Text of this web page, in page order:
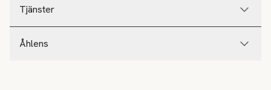
Tjänster
Åhlens